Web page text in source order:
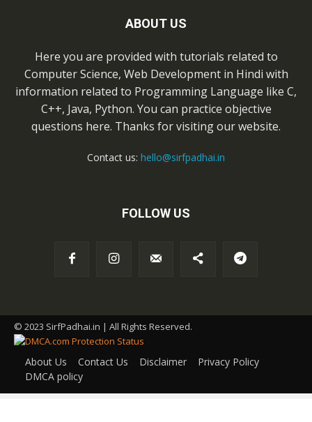
ABOUT US
Here you are provided with tutorials related to
Computer Science, Web Development in Hindi with
information related to Programming Language like C,
C++, Java, Python. You can practice objective
questions here. Thanks for visiting our website.
Contact us: hello@sirfpadhai.in
FOLLOW US
© 2023 SirfPadhai.in | All Rights Reserved.
About Us Contact Us Disclaimer
Privacy Policy
DMCA policy